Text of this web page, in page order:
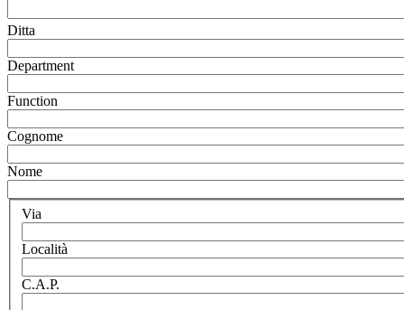
Ditta
Department
Function
Cognome
Nome
Via
Località
C.A.P.